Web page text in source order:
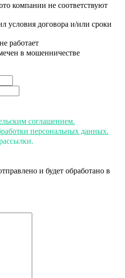
компании не соответствуют
условия договора и/или сроки
работает
в мошенничестве
соглашением.
персональных данных.
и будет обработано в